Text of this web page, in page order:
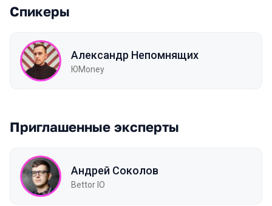
Спикеры
Александр Непомнящих
ЮMoney
Приглашенные эксперты
Андрей Соколов
Bettor IO